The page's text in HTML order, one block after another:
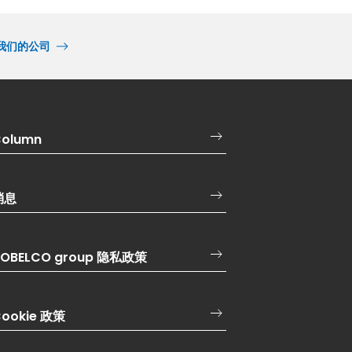
们的公司
息
group 隐私政策
政策